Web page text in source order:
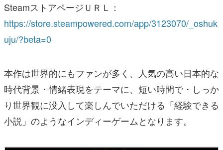
SteamストアページＵＲＬ：
https://store.steampowered.com/app/3123070/_oshuk
uju/?beta=0
本作は世界的にもファンが多く、人気の高い日本的な
時代背景・情緒表現をテーマに、短い時間で・しっか
り世界観に没入して楽しんでいただける「経験できる
小説」のようなインディーゲームとなります。